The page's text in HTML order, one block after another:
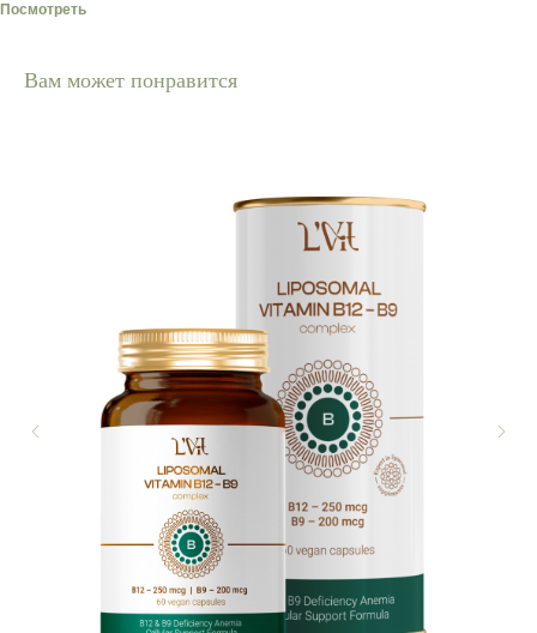
Посмотреть
Вам может понравится